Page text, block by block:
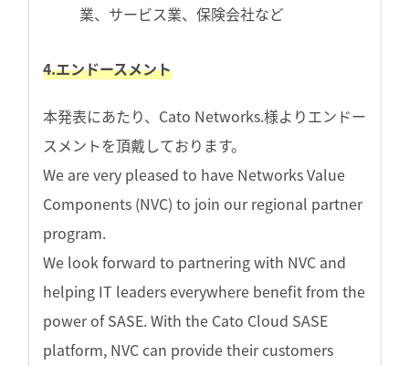
業、サービス業、保険会社など
4.エンドースメント
本発表にあたり、Cato Networks.様よりエンドー
スメントを頂戴しております。
We are very pleased to have Networks Value
Components (NVC) to join our regional partner
program.
We look forward to partnering with NVC and
helping IT leaders everywhere benefit from the
power of SASE. With the Cato Cloud SASE
platform, NVC can provide their customers